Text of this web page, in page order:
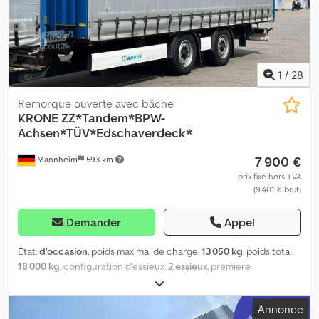
1 / 28
Mannheim 593 km
Remorque ouverte avec bâche
KRONEZZ*Tandem*BPW-
Achsen*TÜV*Edschaverdeck*
7 900 €
prix fixe hors TVA
(9 401 € brut)
Demander Appel
État:d'occasion, poids maximal de charge:13 050 kg, poids total:
18 000 kg, configuration d'essieux:2 essieux, première
, prochaine inspection (TÜV):
longueur de l'espace de chargement:8 230 mm, largeur de
, hauteur de l'espace deAnnonce